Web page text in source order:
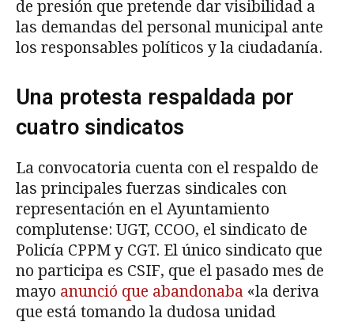
de presión que pretende dar visibilidad a
las demandas del personal municipal ante
los responsables políticos y la ciudadanía.
Una protesta respaldada por
cuatro sindicatos
La convocatoria cuenta con el respaldo de
las principales fuerzas sindicales con
representación en el Ayuntamiento
complutense: UGT, CCOO, el sindicato de
Policía CPPM y CGT. El único sindicato que
no participa es CSIF, que el pasado mes de
mayo anunció que abandonaba «la deriva
que está tomando la dudosa unidad